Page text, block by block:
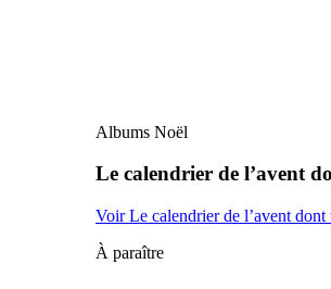
Albums Noël
Le calendrier de l’avent
Voir Le calendrier de l’avent dont
À paraître